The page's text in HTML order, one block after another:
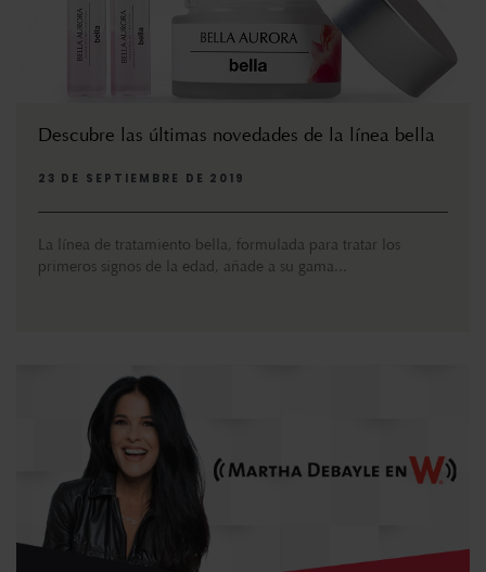
Descubre las últimas novedades de la línea bella
23 DE SEPTIEMBRE DE 2019
La línea de tratamiento bella, formulada para tratar los
primeros signos de la edad, añade a su gama...